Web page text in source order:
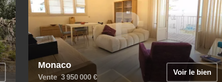
Monaco
Vente 3 950 000 €
Voir le bien